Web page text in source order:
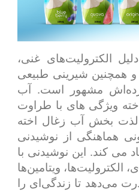
الکترولیت‌های غنی،
و همچنین شیرینی طبیعی
مشهور است. آب
ویژگی های با طراوت
لذت بخش آب زغال اخته
هماهنگی از نوشیدنی
می کند. این نوشیدنی با
الکترولیت‌ها، ویتامین‌ها
می‌دهد تا زندگی‌ای را